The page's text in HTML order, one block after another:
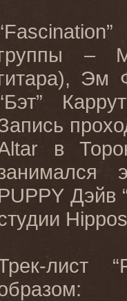
Fascination”
–
Эм
в
Дэйв
лист